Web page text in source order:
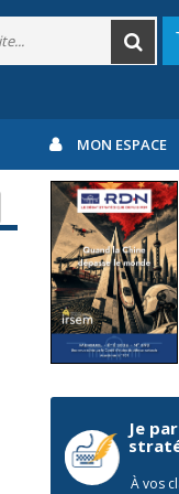
MON ESPACE
Je
À vos